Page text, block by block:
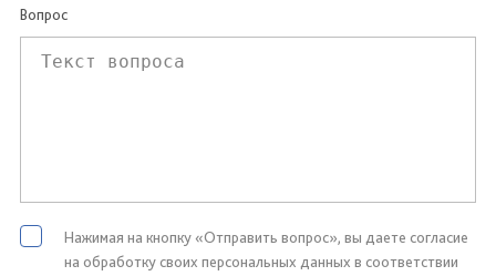
Вопрос
Нажимая на кнопку «Отправить вопрос», вы даете согласие
на обработку своих персональных данных в соответствии